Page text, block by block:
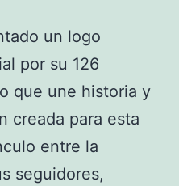
un logo
por su 126
que une historia y
creada para esta
entre la
seguidores,